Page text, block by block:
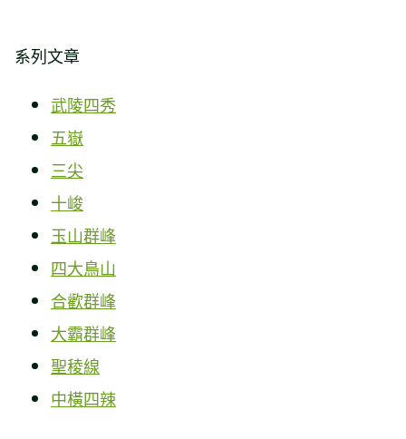
系列文章
武陵四秀
五嶽
三尖
十峻
玉山群峰
四大鳥山
合歡群峰
大霸群峰
聖稜線
中橫四辣